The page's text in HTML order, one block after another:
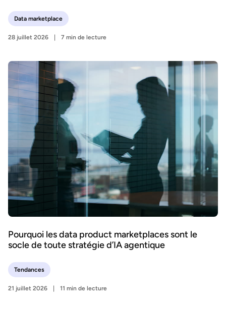
Data marketplace
28 juillet 2026 7 min de lecture
Pourquoi les data product marketplaces sont le
socle de toute stratégie d’IA agentique
Tendances
21 juillet 2026 11 min de lecture